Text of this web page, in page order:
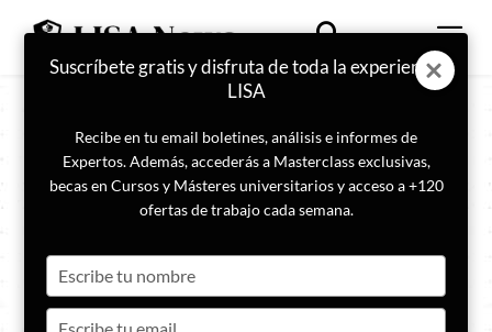
Suscríbete gratis y disfruta de toda la experiencia
LISA
Recibe en tu email boletines, análisis e informes de
Expertos. Además, accederás a Masterclass exclusivas,
becas en Cursos y Másteres universitarios y acceso a +120
ofertas de trabajo cada semana.
your
name